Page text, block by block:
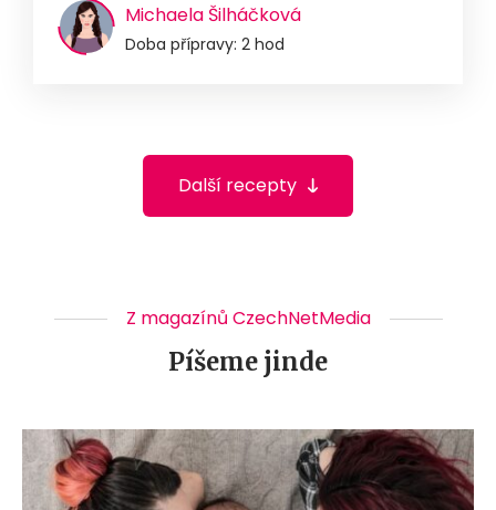
Michaela Šilháčková
Doba přípravy: 2 hod
Další recepty
Z magazínů CzechNetMedia
Píšeme jinde